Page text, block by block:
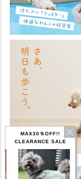
MAX30％OFF!!
CLEARANCE SALE